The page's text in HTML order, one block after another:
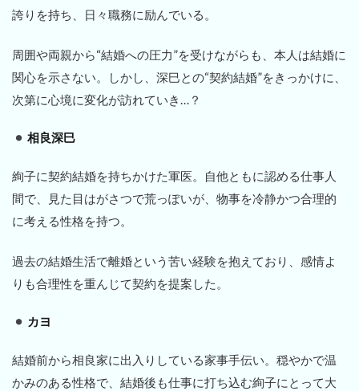
誇りを持ち、日々職務に励んでいる。
周囲や両親から“結婚への圧力”を受けながらも、本人は結婚に
関心を示さない。しかし、深巳との“契約結婚”をきっかけに、
次第に心境に変化が訪れていき…？
相良深巳
絢子に契約結婚を持ちかけた軍医。自他ともに認める仕事人
間で、見た目はがさつで荒っぽいが、物事を冷静かつ合理的
に考える性格を持つ。
過去の結婚生活で離婚という苦い経験を抱えており、感情よ
りも合理性を重んじて契約を提案した。
カヨ
結婚前から相良家に出入りしている家事手伝い。穏やかで温
かみのある性格で、結婚後も仕事に打ち込む絢子にとって大